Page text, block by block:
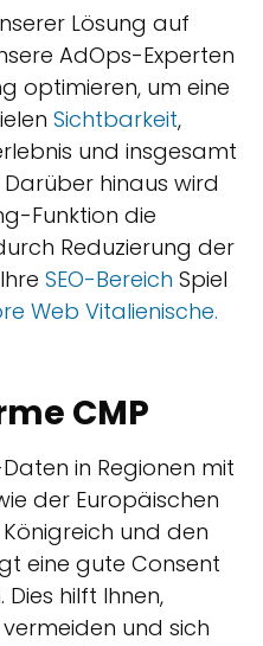
Lösung auf
AdOps-Experten
optimieren, um eine
Sichtbarkeit,
und insgesamt
hinaus wird
Funktion die
Reduzierung der
SEO-Bereich Spiel
Web Vitalienische.
CMP
in Regionen mit
der Europäischen
und den
eine gute Consent
hilft Ihnen,
und sich